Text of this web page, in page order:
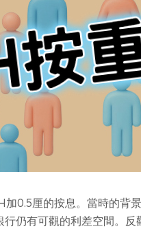
0.5厘的按息。當時的
仍有可觀的利差空間。